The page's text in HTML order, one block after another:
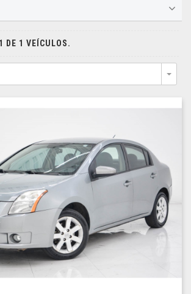
DE 1 VEÍCULOS.